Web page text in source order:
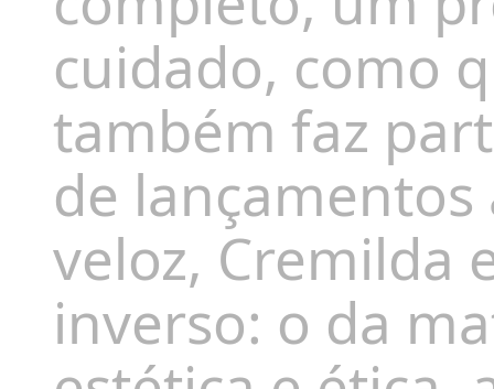
cuidado, como
também faz
de
veloz, Cremilda
inverso: o da